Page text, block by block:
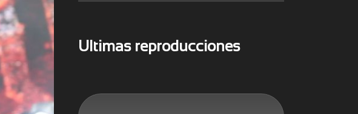
Ultimas reproducciones